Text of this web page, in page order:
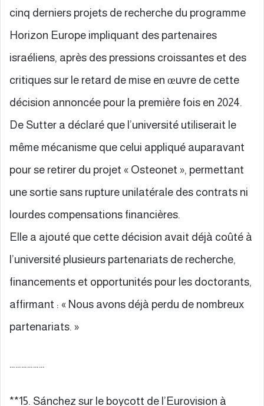
cinq derniers projets de recherche du programme
Horizon Europe impliquant des partenaires
israéliens, après des pressions croissantes et des
critiques sur le retard de mise en œuvre de cette
décision annoncée pour la première fois en 2024.
De Sutter a déclaré que l’université utiliserait le
même mécanisme que celui appliqué auparavant
pour se retirer du projet « Osteonet », permettant
une sortie sans rupture unilatérale des contrats ni
lourdes compensations financières.
Elle a ajouté que cette décision avait déjà coûté à
l’université plusieurs partenariats de recherche,
financements et opportunités pour les doctorants,
affirmant : « Nous avons déjà perdu de nombreux
partenariats. »
………………
**15. Sánchez sur le boycott de l’Eurovision à